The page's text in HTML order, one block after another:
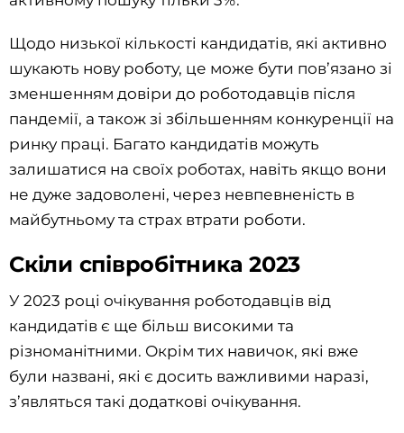
Щодо низької кількості кандидатів, які активно
шукають нову роботу, це може бути пов’язано зі
зменшенням довіри до роботодавців після
пандемії, а також зі збільшенням конкуренції на
ринку праці. Багато кандидатів можуть
залишатися на своїх роботах, навіть якщо вони
не дуже задоволені, через невпевненість в
майбутньому та страх втрати роботи.
Скіли співробітника 2023
У 2023 році очікування роботодавців від
кандидатів є ще більш високими та
різноманітними. Окрім тих навичок, які вже
були названі, які є досить важливими наразі,
з’являться такі додаткові очікування.